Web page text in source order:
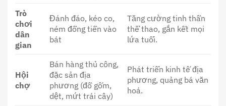
Trò
chơi
dân
gian
Đánh đáo, kéo co,
ném đồng tiền vào
bát
Tăng cường tinh thần
thể thao, gắn kết mọi
lứa tuổi.
Hội
chợ
Bán hàng thủ công,
đặc sản địa
phương (đồ gốm,
dệt, mứt trái cây)
Phát triển kinh tế địa
phương, quảng bá văn
hoá.